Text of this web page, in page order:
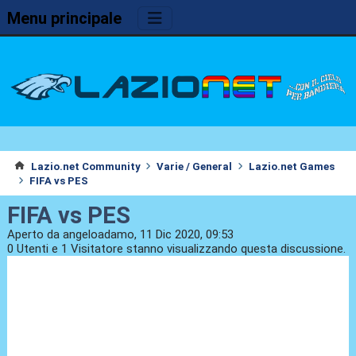
Menu principale
Lazio.net Community Varie / General
Lazio.net Games
FIFA vs PES
FIFA vs PES
Aperto da angeloadamo, 11 Dic 2020, 09:53
0 Utenti e 1 Visitatore stanno visualizzando questa discussione.